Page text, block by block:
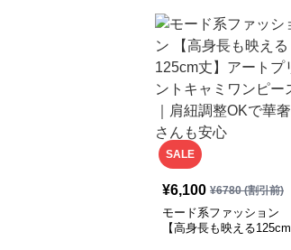
SALE
¥6,100 ¥6780(割引前)
モード系ファッション
【高身長も映える125cm